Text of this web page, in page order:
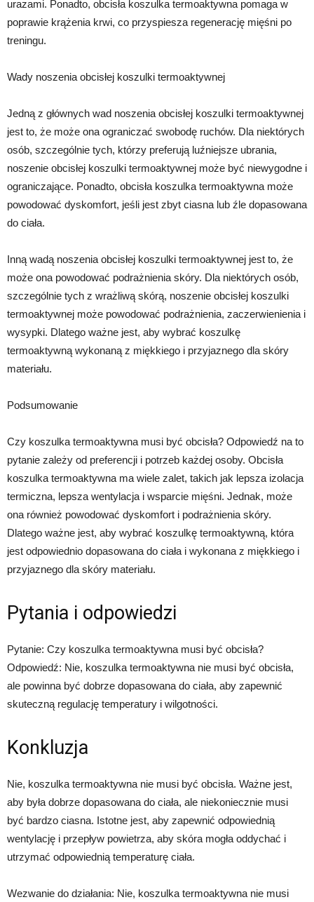
urazami. Ponadto, obcisła koszulka termoaktywna pomaga w
poprawie krążenia krwi, co przyspiesza regenerację mięśni po
treningu.
Wady noszenia obcisłej koszulki termoaktywnej
Jedną z głównych wad noszenia obcisłej koszulki termoaktywnej
jest to, że może ona ograniczać swobodę ruchów. Dla niektórych
osób, szczególnie tych, którzy preferują luźniejsze ubrania,
noszenie obcisłej koszulki termoaktywnej może być niewygodne i
ograniczające. Ponadto, obcisła koszulka termoaktywna może
powodować dyskomfort, jeśli jest zbyt ciasna lub źle dopasowana
do ciała.
Inną wadą noszenia obcisłej koszulki termoaktywnej jest to, że
może ona powodować podrażnienia skóry. Dla niektórych osób,
szczególnie tych z wrażliwą skórą, noszenie obcisłej koszulki
termoaktywnej może powodować podrażnienia, zaczerwienienia i
wysypki. Dlatego ważne jest, aby wybrać koszulkę
termoaktywną wykonaną z miękkiego i przyjaznego dla skóry
materiału.
Podsumowanie
Czy koszulka termoaktywna musi być obcisła? Odpowiedź na to
pytanie zależy od preferencji i potrzeb każdej osoby. Obcisła
koszulka termoaktywna ma wiele zalet, takich jak lepsza izolacja
termiczna, lepsza wentylacja i wsparcie mięśni. Jednak, może
ona również powodować dyskomfort i podrażnienia skóry.
Dlatego ważne jest, aby wybrać koszulkę termoaktywną, która
jest odpowiednio dopasowana do ciała i wykonana z miękkiego i
przyjaznego dla skóry materiału.
Pytania i odpowiedzi
Pytanie: Czy koszulka termoaktywna musi być obcisła?
Odpowiedź: Nie, koszulka termoaktywna nie musi być obcisła,
ale powinna być dobrze dopasowana do ciała, aby zapewnić
skuteczną regulację temperatury i wilgotności.
Konkluzja
Nie, koszulka termoaktywna nie musi być obcisła. Ważne jest,
aby była dobrze dopasowana do ciała, ale niekoniecznie musi
być bardzo ciasna. Istotne jest, aby zapewnić odpowiednią
wentylację i przepływ powietrza, aby skóra mogła oddychać i
utrzymać odpowiednią temperaturę ciała.
Wezwanie do działania: Nie, koszulka termoaktywna nie musi